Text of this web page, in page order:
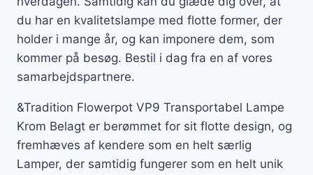
du har en kvalitetslampe med flotte former, der
holder i mange år, og kan imponere dem, som
kommer på besøg. Bestil i dag fra en af vores
samarbejdspartnere.
&Tradition Flowerpot VP9 Transportabel Lampe
Krom Belagt er berømmet for sit flotte design, og
fremhæves af kendere som en helt særlig
Lamper, der samtidig fungerer som en helt unik